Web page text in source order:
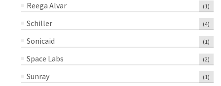
Reega Alvar (1)
Schiller (4)
Sonicaid (1)
Space Labs (2)
Sunray (1)